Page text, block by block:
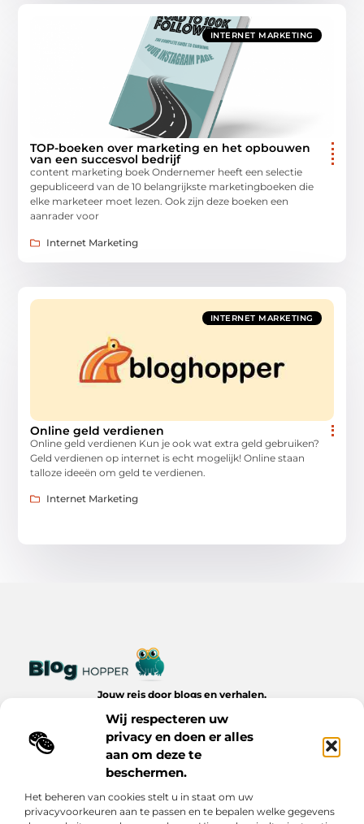
Wij respecteren uw
privacy en doen er alles
aan om deze te
beschermen.
Het beheren van cookies stelt u in staat om uw
privacyvoorkeuren aan te passen en te bepalen welke gegevens
INTERNET MARKETING
TOP-boeken over marketing en het opbouwen
van een succesvol bedrijf
content marketing boek Ondernemer heeft een selectie
gepubliceerd van de 10 belangrijkste marketingboeken die
elke marketeer moet lezen. Ook zijn deze boeken een
aanrader voor
Internet Marketing
INTERNET MARKETING
Online geld verdienen
Online geld verdienen Kun je ook wat extra geld gebruiken?
Geld verdienen op internet is echt mogelijk! Online staan
talloze ideeën om geld te verdienen.
Internet Marketing
Jouw reis door blogs en verhalen.
dagelijks leven op Bloghopper.nl.
Bericht categorie